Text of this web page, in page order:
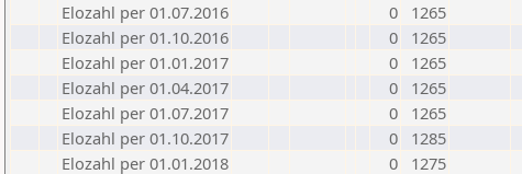
Elozahl per 01.07.2016
0
1265
Elozahl per 01.10.2016
0
1265
Elozahl per 01.01.2017
0
1265
Elozahl per 01.04.2017
0
1265
Elozahl per 01.07.2017
0
1265
Elozahl per 01.10.2017
0
1285
Elozahl per 01.01.2018
0
1275